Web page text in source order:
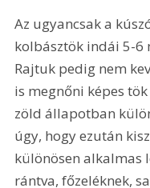
Az ugyancsak a
kolbásztök indái 5-6
Rajtuk pedig nem
is megnőni képes
zöld állapotban
úgy, hogy ezután
különösen alkalmas
rántva, főzeléknek,